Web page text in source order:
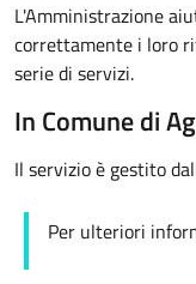
L'Amministrazione
correttamente i loro
serie di servizi.
In Comune di
Il servizio è gestito
Per ulteriori